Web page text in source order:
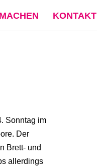
KONTAKT
Sonntag im
Der
Brett- und
allerdings